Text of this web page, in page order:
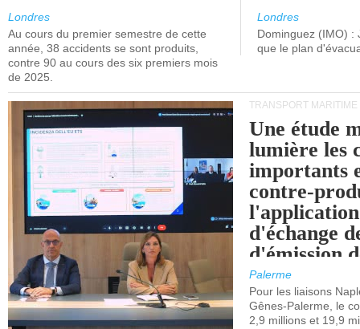
Londres
Au cours du premier semestre de cette
année, 38 accidents se sont produits,
contre 90 au cours des six premiers mois
de 2025.
Londres
Dominguez (IMO) :
que le plan
TRANSPORT MARITIME
Une étude
lumière les
importants
contre-
d'échange
d'émission
(SEQE-UE)
maritimes
occidentale.
Palerme
Pour les liaisons
Gênes-Palerme, le
2,9 millions et 19,9